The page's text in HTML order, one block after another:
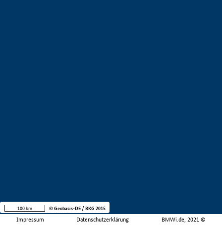
Impressum Datenschutzerklärung BMWi.de, 2021 ©
100 km © Geobasis-DE / BKG 2015